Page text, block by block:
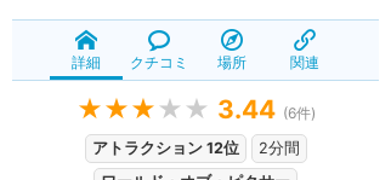
詳細 クチコミ 場所 関連
★★★ ★★ 3.44 (6件)
アトラクション 12位
2分間